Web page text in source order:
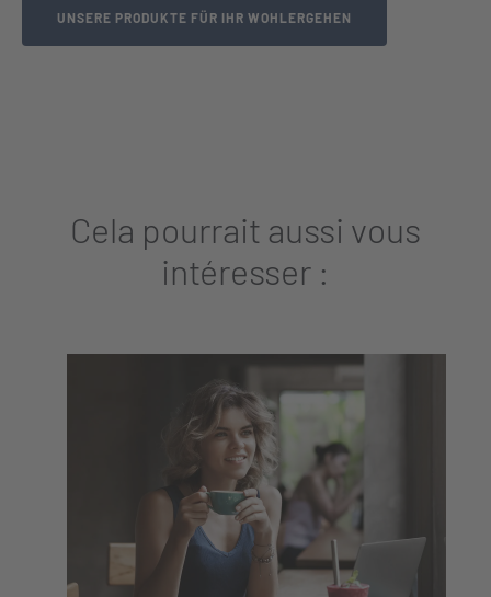
UNSERE PRODUKTE FÜR IHR WOHLERGEHEN
Cela pourrait aussi vous
intéresser :